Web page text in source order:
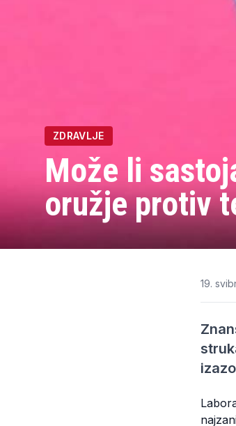
ZDRAVLJE
Može li
oružje protiv
19.